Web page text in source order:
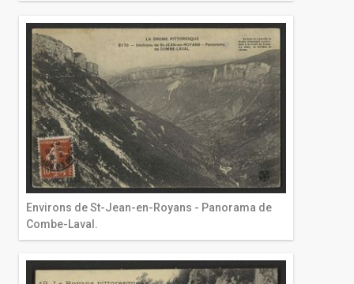
Environs de St-Jean-en-Royans - Panorama de
Combe-Laval.